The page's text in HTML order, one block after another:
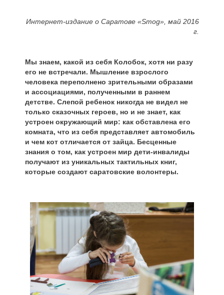
Интернет-издание о Саратове «Smog», май 2016
г.
Мы знаем, какой из себя Колобок, хотя ни разу
его не встречали. Мышление взрослого
человека переполнено зрительными образами
и ассоциациями, полученными в раннем
детстве. Слепой ребенок никогда не видел не
только сказочных героев, но и не знает, как
устроен окружающий мир: как обставлена его
комната, что из себя представляет автомобиль
и чем кот отличается от зайца. Бесценные
знания о том, как устроен мир дети-инвалиды
получают из уникальных тактильных книг,
которые создают саратовские волонтеры.